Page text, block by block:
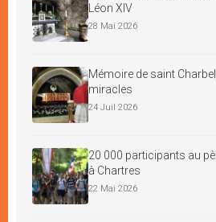
Léon XIV
28 Mai 2026
Mémoire de saint
miracles
24 Juil 2026
20 000 participants au
à Chartres
22 Mai 2026